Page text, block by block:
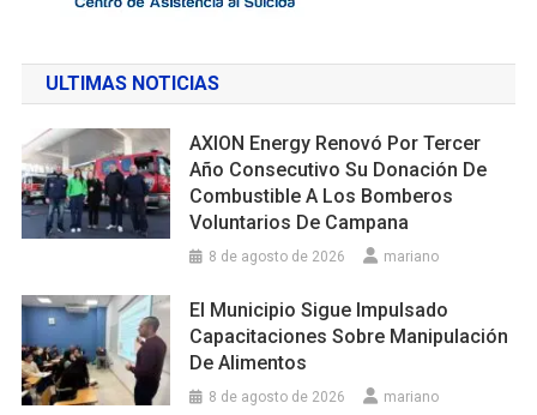
ULTIMAS NOTICIAS
AXION Energy Renovó Por Tercer
Año Consecutivo Su Donación De
Combustible A Los Bomberos
Voluntarios De Campana
8 de agosto de 2026 mariano
El Municipio Sigue Impulsado
Capacitaciones Sobre Manipulación
De Alimentos
8 de agosto de 2026 mariano